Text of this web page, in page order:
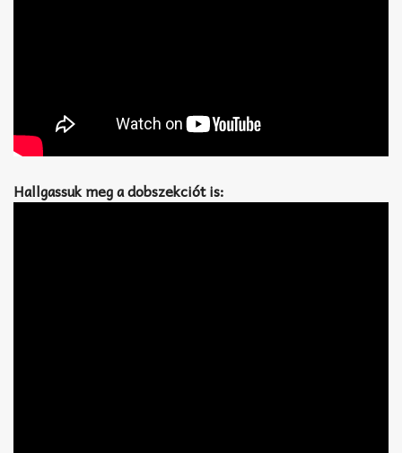
Hallgassuk meg a dobszekciót is: